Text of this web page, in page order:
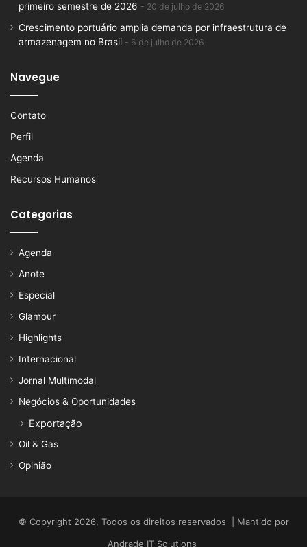
primeiro semestre de 2026
20 de julho de 2026
Crescimento portuário amplia demanda por infraestrutura de
armazenagem no Brasil
6 de julho de 2026
Navegue
Contato
Perfil
Agenda
Recursos Humanos
Categorias
Agenda
Anote
Especial
Glamour
Highlights
Internacional
Jornal Multimodal
Negócios & Oportunidades
Exportação
Oil & Gas
Opinião
© Copyright 2026, Todos os direitos reservados | Mantido por
Andrade IT Solutions